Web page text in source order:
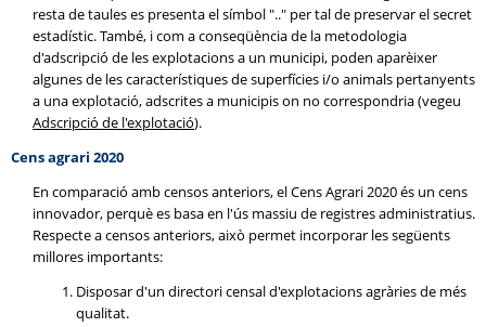
resta de taules es presenta el símbol ".." per tal de preservar el secret
estadístic. També, i com a conseqüència de la metodologia
d'adscripció de les explotacions a un municipi, poden aparèixer
algunes de les característiques de superfícies i/o animals pertanyents
a una explotació, adscrites a municipis on no correspondria (vegeu
Adscripció de l'explotació).
Cens agrari 2020
En comparació amb censos anteriors, el Cens Agrari 2020 és un cens
innovador, perquè es basa en l'ús massiu de registres administratius.
Respecte a censos anteriors, això permet incorporar les següents
millores importants:
Disposar d'un directori censal d'explotacions agràries de més
qualitat.